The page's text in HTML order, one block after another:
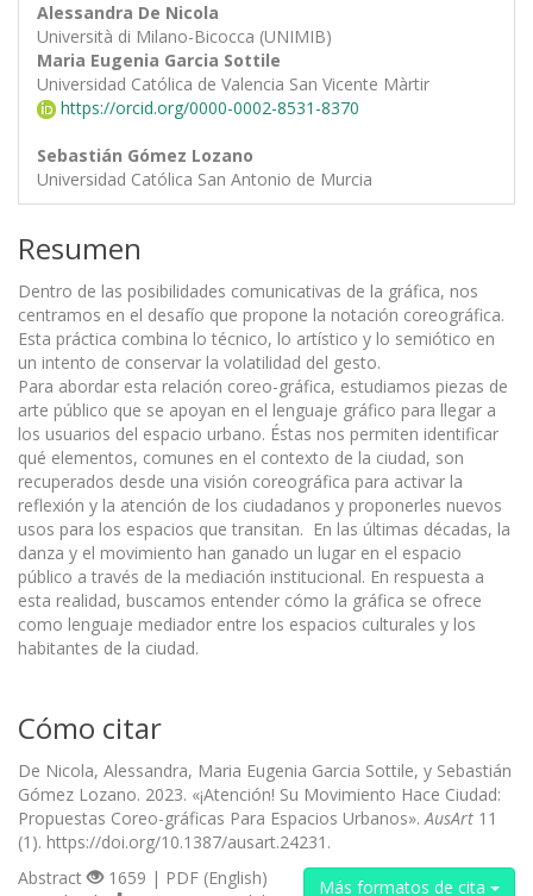
Alessandra De Nicola
Università di Milano-Bicocca (UNIMIB)
Maria Eugenia Garcia Sottile
Universidad Católica de Valencia San Vicente Màrtir
https://orcid.org/0000-0002-8531-8370
Sebastián Gómez Lozano
Universidad Católica San Antonio de Murcia
Resumen
Dentro de las posibilidades comunicativas de la gráfica, nos
centramos en el desafío que propone la notación coreográfica.
Esta práctica combina lo técnico, lo artístico y lo semiótico en
un intento de conservar la volatilidad del gesto.
Para abordar esta relación coreo-gráfica, estudiamos piezas de
arte público que se apoyan en el lenguaje gráfico para llegar a
los usuarios del espacio urbano. Éstas nos permiten identificar
qué elementos, comunes en el contexto de la ciudad, son
recuperados desde una visión coreográfica para activar la
reflexión y la atención de los ciudadanos y proponerles nuevos
usos para los espacios que transitan. En las últimas décadas, la
danza y el movimiento han ganado un lugar en el espacio
público a través de la mediación institucional. En respuesta a
esta realidad, buscamos entender cómo la gráfica se ofrece
como lenguaje mediador entre los espacios culturales y los
habitantes de la ciudad.
Cómo citar
De Nicola, Alessandra, Maria Eugenia Garcia Sottile, y Sebastián
Gómez Lozano. 2023. «¡Atención! Su Movimiento Hace Ciudad:
Propuestas Coreo-gráficas Para Espacios Urbanos».AusArt 11
(1). https://doi.org/10.1387/ausart.24231.
Más formatos de cita
Abstract
1659 | PDF (English)